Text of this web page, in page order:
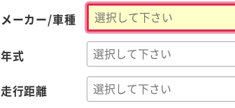
メーカー/車種
年式
走行距離